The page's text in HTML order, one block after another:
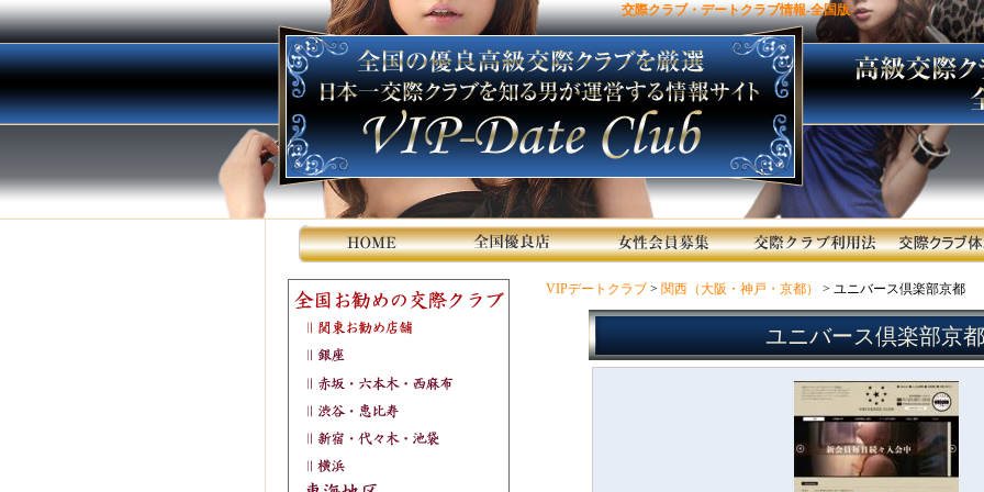
交際クラブ・デートクラブ情報-全国版-
VIPデートクラブ > 関西（大阪・神戸・京都） > ユニバース倶楽部京都
ユニバース倶楽部京都